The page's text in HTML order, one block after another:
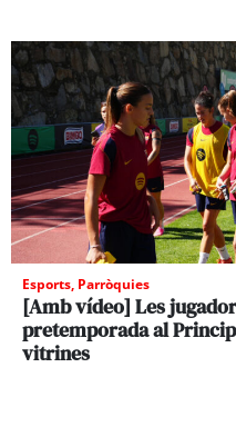
Esports, Parròquies
[Amb vídeo] Les
pretemporada al
vitrines